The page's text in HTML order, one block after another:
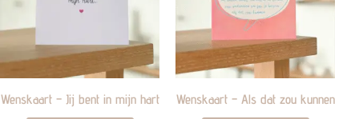
Wenskaart – Jij bent in mijn hart Wenskaart – Als dat zou kunnen